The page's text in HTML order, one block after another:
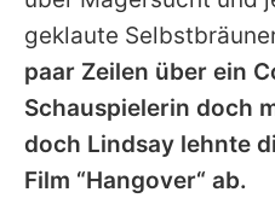
Utiq
geklaute
paar Zeilen über ein
Schauspielerin doch
doch Lindsay lehnte
Film “Hangover“ ab.